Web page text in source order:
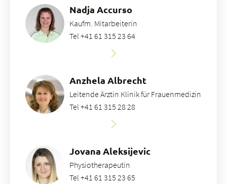
Nadja Accurso
Kaufm. Mitarbeiterin
Tel +41 61 315 23 64
Anzhela Albrecht
Leitende Ärztin Klinik für Frauenmedizin
Tel +41 61 315 28 28
Jovana Aleksijevic
Physiotherapeutin
Tel +41 61 315 23 65